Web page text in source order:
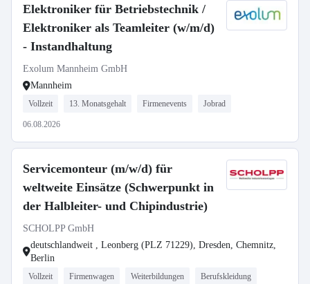
Elektroniker für Betriebstechnik /
Elektroniker als Teamleiter (w/m/d)
- Instandhaltung
Exolum Mannheim GmbH
Mannheim
Vollzeit 13. Monatsgehalt Firmenevents Jobrad
06.08.2026
Servicemonteur (m/w/d) für
weltweite Einsätze (Schwerpunkt in
der Halbleiter- und Chipindustrie)
SCHOLPP GmbH
deutschlandweit , Leonberg (PLZ 71229), Dresden, Chemnitz,
Berlin
Vollzeit Firmenwagen Weiterbildungen Berufskleidung